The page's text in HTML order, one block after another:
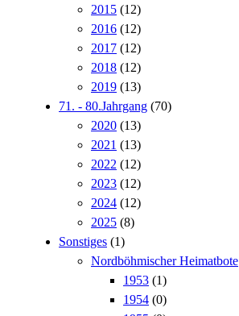
2015 (12)
2016 (12)
2017 (12)
2018 (12)
2019 (13)
71. - 80.Jahrgang (70)
2020 (13)
2021 (13)
2022 (12)
2023 (12)
2024 (12)
2025 (8)
Sonstiges (1)
Nordböhmischer Heimatbote
1953 (1)
1954 (0)